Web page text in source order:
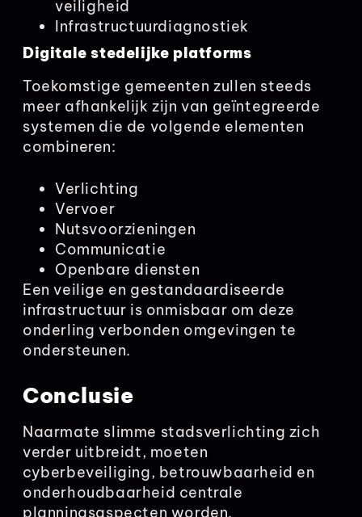
veiligheid
Infrastructuurdiagnostiek
Digitale stedelijke platforms
Toekomstige gemeenten zullen steeds
meer afhankelijk zijn van geïntegreerde
systemen die de volgende elementen
combineren:
Verlichting
Vervoer
Nutsvoorzieningen
Communicatie
Openbare diensten
Een veilige en gestandaardiseerde
infrastructuur is onmisbaar om deze
onderling verbonden omgevingen te
ondersteunen.
Conclusie
Naarmate slimme stadsverlichting zich
verder uitbreidt, moeten
cyberbeveiliging, betrouwbaarheid en
onderhoudbaarheid centrale
planningsaspecten worden.